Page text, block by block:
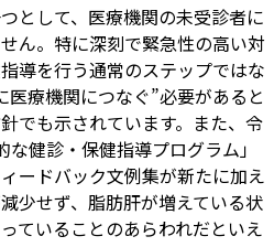
として、医療機関の未受診者に
ん。特に深刻で緊急性の高い対
導を行う通常のステップではな
医療機関につなぐ”必要があると
でも示されています。また、令
健診・保健指導プログラム」
ードバック文例集が新たに加え
少せず、脂肪肝が増えている状
ていることのあらわれだといえ